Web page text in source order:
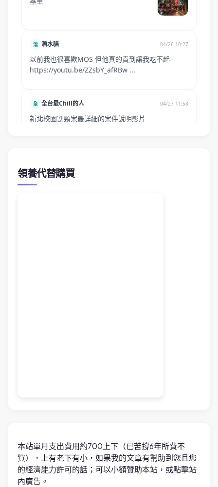
領養代替購買
本站單月支出費用約700上下（已苦撐6年所費不
貲），上有老下有小，如果我的文章有幫助到您且您
的經濟能力許可的話；可以小額贊助本站，或點擊站
內廣告。